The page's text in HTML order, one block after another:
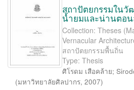
สถาปัตยกรรมใน
น้ำยมและน่านตอน
Collection: Theses
Vernacular
สถาปัตยกรรมพื้นถิ่น
Type: Thesis
ศิโรดม เสือคล้าย;
(มหาวิทยาลัยศิลปากร, 2007)